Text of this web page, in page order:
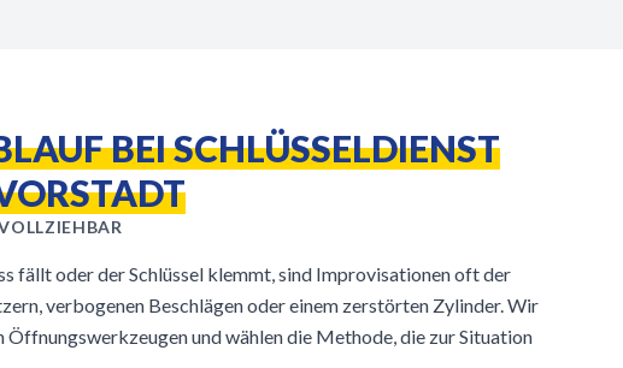
BEI SCHLÜSSELDIENST
fällt oder der Schlüssel klemmt, sind Improvisationen oft der
verbogenen Beschlägen oder einem zerstörten Zylinder. Wir
Öffnungswerkzeugen und wählen die Methode, die zur Situation